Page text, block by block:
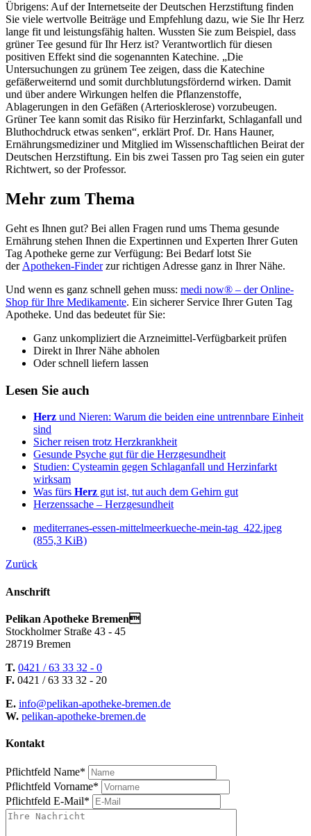
Übrigens: Auf der Internetseite der Deutschen Herzstiftung finden
Sie viele wertvolle Beiträge und Empfehlung dazu, wie Sie Ihr Herz
lange fit und leistungsfähig halten. Wussten Sie zum Beispiel, dass
grüner Tee gesund für Ihr Herz ist? Verantwortlich für diesen
positiven Effekt sind die sogenannten Katechine. „Die
Untersuchungen zu grünem Tee zeigen, dass die Katechine
gefäßerweiternd und somit durchblutungsfördernd wirken. Damit
und über andere Wirkungen helfen die Pflanzenstoffe,
Ablagerungen in den Gefäßen (Arteriosklerose) vorzubeugen.
Grüner Tee kann somit das Risiko für Herzinfarkt, Schlaganfall und
Bluthochdruck etwas senken“, erklärt Prof. Dr. Hans Hauner,
Ernährungsmediziner und Mitglied im Wissenschaftlichen Beirat der
Deutschen Herzstiftung. Ein bis zwei Tassen pro Tag seien ein guter
Richtwert, so der Professor.
Mehr zum Thema
Geht es Ihnen gut? Bei allen Fragen rund ums Thema gesunde
Ernährung stehen Ihnen die Expertinnen und Experten Ihrer Guten
Tag Apotheke gerne zur Verfügung: Bei Bedarf lotst Sie
der Apotheken-Finderzur richtigen Adresse ganz in Ihrer Nähe.
Und wenn es ganz schnell gehen muss: medi now® – der Online-
Shop für Ihre Medikamente. Ein sicherer Service Ihrer Guten Tag
Apotheke. Und das bedeutet für Sie:
Ganz unkompliziert die Arzneimittel-Verfügbarkeit prüfen
Direkt in Ihrer Nähe abholen
Oder schnell liefern lassen
Lesen Sie auch
Herz und Nieren: Warum die beiden eine untrennbare Einheit
sind
Sicher reisen trotz Herzkrankheit
Gesunde Psyche gut für die Herzgesundheit
Studien: Cysteamin gegen Schlaganfall und Herzinfarkt
wirksam
Was fürs Herz gut ist, tut auch dem Gehirn gut
Herzenssache – Herzgesundheit
mediterranes-essen-mittelmeerkueche-mein-tag_422.jpeg
(855,3 KiB)
Zurück
Anschrift
Pelikan Apotheke Bremen
Stockholmer Straße 43 - 45
28719 Bremen
T. 0421 / 63 33 32 - 0
F. 0421 / 63 33 32 - 20
E. info@pelikan-apotheke-bremen.de
W. pelikan-apotheke-bremen.de
Kontakt
Pflichtfeld Name*
Pflichtfeld Vorname*
Pflichtfeld E-Mail*